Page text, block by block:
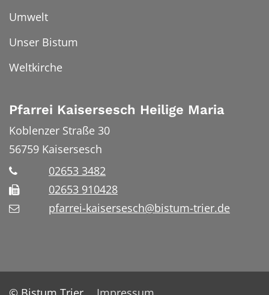
Umwelt
Unser Bistum
Weltkirche
Pfarrei Kaisersesch Heilige Maria
Koblenzer Straße 30
56759 Kaisersesch
02653 3482
02653 910428
pfarrei-kaisersesch@bistum-trier.de